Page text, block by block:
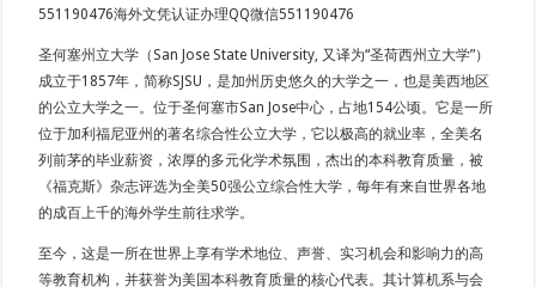
551190476海外文凭认证办理QQ微信551190476
圣何塞州立大学（San Jose State University, 又译为“圣荷西州立大学”）
成立于1857年，简称SJSU，是加州历史悠久的大学之一，也是美西地区
的公立大学之一。位于圣何塞市San Jose中心，占地154公顷。它是一所
位于加利福尼亚州的著名综合性公立大学，它以极高的就业率，全美名
列前茅的毕业薪资，浓厚的多元化学术氛围，杰出的本科教育质量，被
《福克斯》杂志评选为全美50强公立综合性大学，每年有来自世界各地
的成百上千的海外学生前往求学。
至今，这是一所在世界上享有学术地位、声誉、实习机会和影响力的高
等教育机构，并获誉为美国本科教育质量的核心代表。其计算机系与会